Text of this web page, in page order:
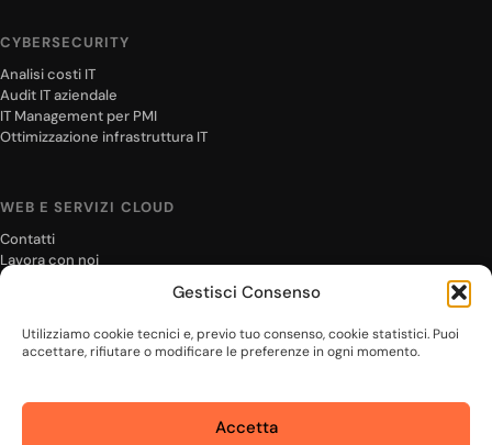
Gestisci Consenso
Utilizziamo cookie tecnici e, previo tuo consenso, cookie statistici. Puoi
accettare, rifiutare o modificare le preferenze in ogni momento.
Accetta
CYBERSECURITY
Analisi costi IT
Audit IT aziendale
IT Management per PMI
Ottimizzazione infrastruttura IT
WEB E SERVIZI CLOUD
Contatti
Lavora con noi
Settori
Team
Cookie Policy